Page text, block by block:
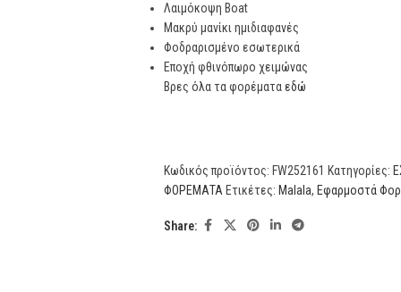
Λαιμόκοψη Boat
Μακρύ μανίκι ημιδιαφανές
Φοδραρισμένο εσωτερικά
Εποχή φθινόπωρο χειμώνας
Βρες όλα τα φορέματαεδώ
Κωδικός προϊόντος: FW252161 Κατηγορίες:
ΦΟΡΕΜΑΤΑ Ετικέτες: Malala, Εφαρμοστά
Share: